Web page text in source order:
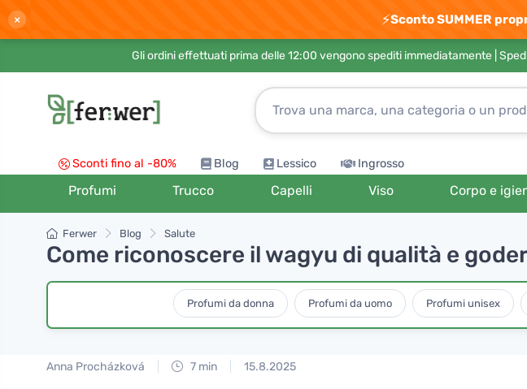
× ⚡Sconto SUMMER
Gli ordini effettuati prima delle 12:00 vengono spediti immediatamente |
Sconti fino al -80% Blog Lessico Ingrosso
Profumi Trucco Capelli Viso Corpo e
Ferwer Blog Salute
Come riconoscere il wagyu di qualità e
Profumi da donna Profumi da uomo Profumi unisex
Anna Procházková 7 min 15.8.2025